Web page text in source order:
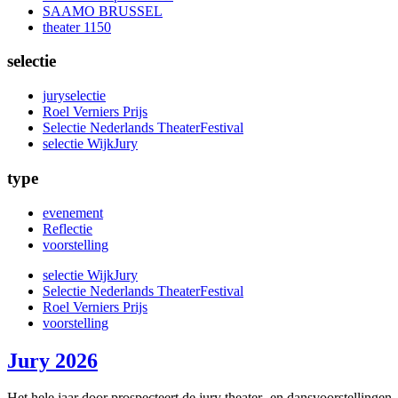
SAAMO BRUSSEL
theater 1150
selectie
juryselectie
Roel Verniers Prijs
Selectie Nederlands TheaterFestival
selectie WijkJury
type
evenement
Reflectie
voorstelling
selectie WijkJury
Selectie Nederlands TheaterFestival
Roel Verniers Prijs
voorstelling
Jury 2026